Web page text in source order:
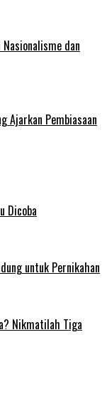
dan
Ajarkan Pembiasaan
Dicoba
untuk Pernikahan
Nikmatilah Tiga